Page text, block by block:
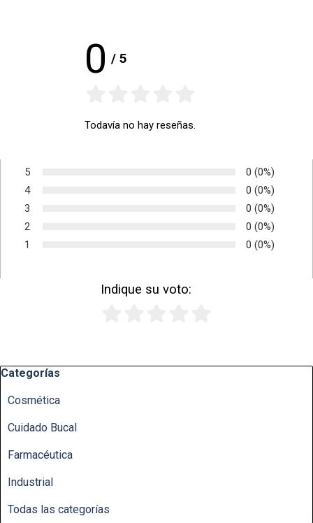
0 /5
Todavía no hay reseñas.
5 Número de
0 Porcentaje
(0%)
4 Número de
0 Porcentaje
(0%)
3 Número de
0 Porcentaje
(0%)
2 Número de
0 Porcentaje
(0%)
1 Número de
0 Porcentaje
(0%)
Indique su voto:
Saltar el bloque Categorías
Categorías
Cosmética
Cuidado Bucal
Farmacéutica
Industrial
Todas las categorías